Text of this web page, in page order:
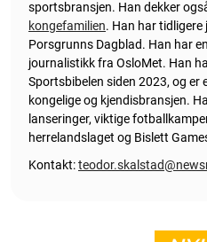
sportsbransjen. Han dekker
kongefamilien. Han har tidligere
Porsgrunns Dagblad. Han har
journalistikk fra OsloMet. Han
Sportsbibelen siden 2023, og er
kongelige og kjendisbransjen.
lanseringer, viktige
herrelandslaget og Bislett
Kontakt: